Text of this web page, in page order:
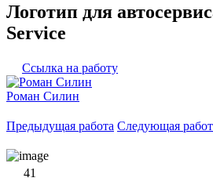
Логотип для
Service
Ссылка на работу
Роман Силин
Предыдущая работа Следующая
41